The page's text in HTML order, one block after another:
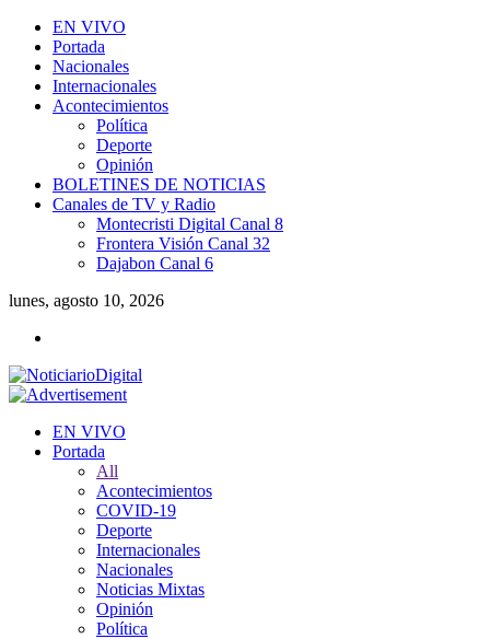
EN VIVO
Portada
Nacionales
Internacionales
Acontecimientos
Política
Deporte
Opinión
BOLETINES DE NOTICIAS
Canales de TV y Radio
Montecristi Digital Canal 8
Frontera Visión Canal 32
Dajabon Canal 6
lunes, agosto 10, 2026
EN VIVO
Portada
All
Acontecimientos
COVID-19
Deporte
Internacionales
Nacionales
Noticias Mixtas
Opinión
Política